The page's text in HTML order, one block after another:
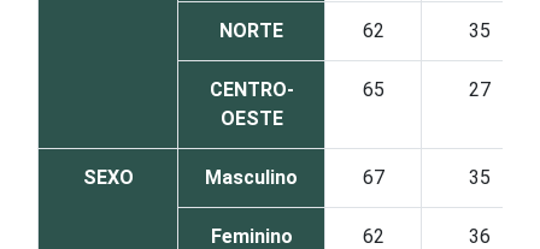
NORTE 62 35
CENTRO-
OESTE
65 27
SEXO Masculino 67 35
Feminino 62 36